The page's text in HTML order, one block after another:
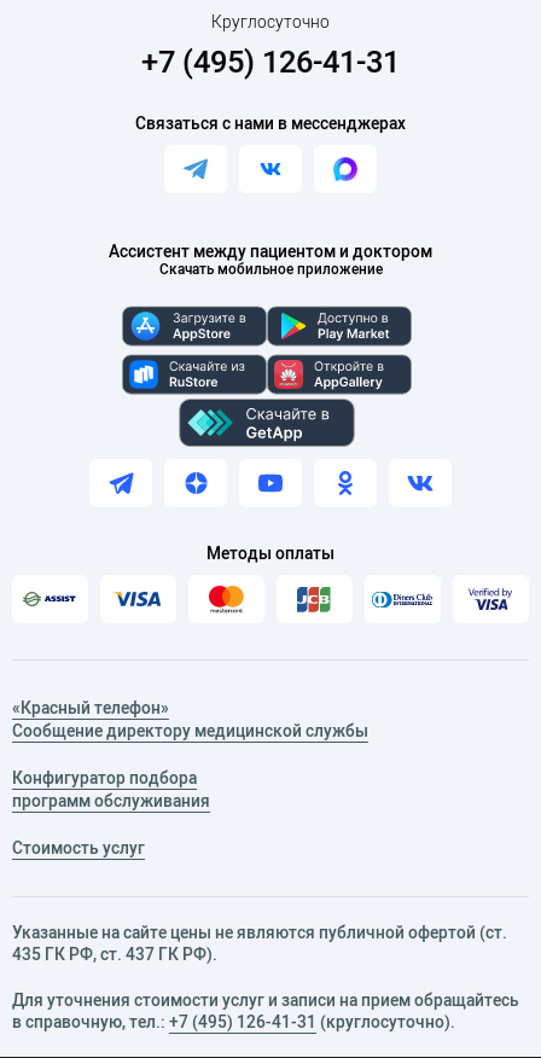
Ассистент между пациентом и доктором
Скачать мобильное приложение
Круглосуточно
+7 (495) 126-41-31
Связаться с нами в мессенджерах
Методы оплаты
«Красный телефон»
Сообщение директору медицинской службы
Конфигуратор подбора
программ обслуживания
Стоимость услуг
Указанные на сайте цены не являются публичной офертой (ст.
435 ГК РФ, cт. 437 ГК РФ).
Для уточнения стоимости услуг и записи на прием обращайтесь
в справочную, тел.: +7 (495) 126-41-31 (круглосуточно).